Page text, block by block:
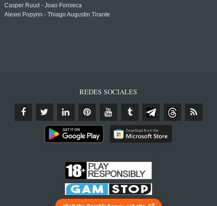
Casper Ruud - Joao Fonseca
Alexei Popyrin - Thiago Augustin Tirante
REDES SOCIALES